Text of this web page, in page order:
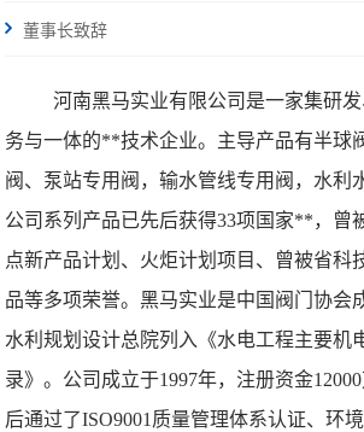
董事长致辞
河南黑马实业有限公司是一家集研
务与一体的**技术企业。主导产品有半球
阀、泵站专用阀，输水管线专用阀，水利
公司系列产品已先后获得33项国家**，曾
点新产品计划、火炬计划项目、曾被省科
品等多项荣誉。黑马实业是中国阀门协会
水利规划设计总院列入《水电工程主要机
录》。公司成立于1997年，注册资金
后通过了ISO9001质量管理体系认证、环